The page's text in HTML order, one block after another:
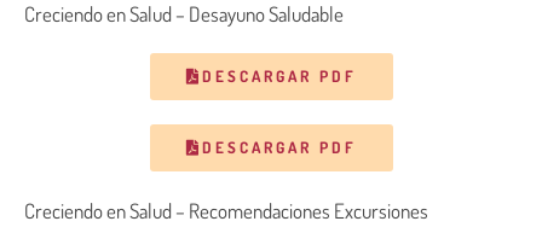
Creciendo en Salud – Desayuno Saludable
DESCARGAR PDF
DESCARGAR PDF
Creciendo en Salud – Recomendaciones Excursiones